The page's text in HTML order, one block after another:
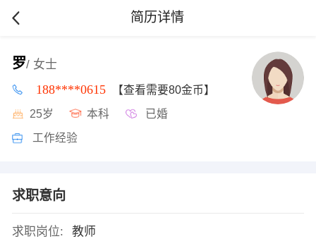
简历详情
罗/ 女士
188****0615 【查看需要80金币】
25岁 本科 已婚
工作经验
求职意向
求职岗位:
教师